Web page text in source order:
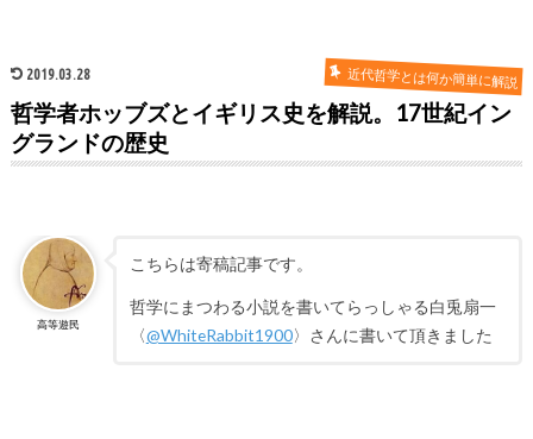
2019.03.28 近代哲学とは何か簡単に解説
哲学者ホッブズとイギリス史を解説。17世紀イン
グランドの歴史
高等遊民
こちらは寄稿記事です。
哲学にまつわる小説を書いてらっしゃる白兎扇一
〈@WhiteRabbit1900〉さんに書いて頂きました